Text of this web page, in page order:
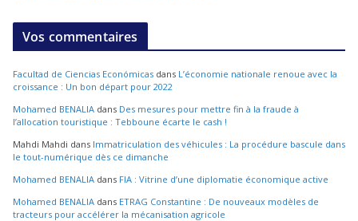
Vos commentaires
Facultad de Ciencias Económicas dans L’économie nationale renoue avec la
croissance : Un bon départ pour 2022
Mohamed BENALIA dans Des mesures pour mettre fin à la fraude à
l’allocation touristique : Tebboune écarte le cash !
Mahdi Mahdi dans Immatriculation des véhicules : La procédure bascule dans
le tout-numérique dès ce dimanche
Mohamed BENALIA dans FIA : Vitrine d’une diplomatie économique active
Mohamed BENALIA dans ETRAG Constantine : De nouveaux modèles de
tracteurs pour accélérer la mécanisation agricole